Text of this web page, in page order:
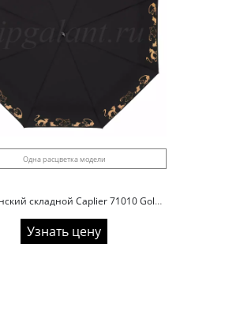
Одна расцветка модели
Зонт женский складной Caplier 71010 Golden cats
Узнать цену